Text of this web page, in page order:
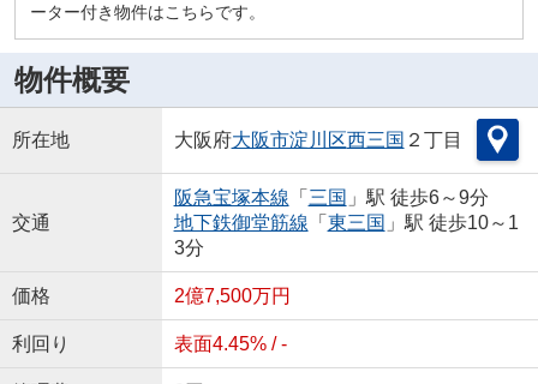
ーター付き物件はこちらです。
物件概要
所在地 大阪府大阪市淀川区西三国 ２丁目
交通
阪急宝塚本線 「 三国 」駅 徒歩6～9分
地下鉄御堂筋線 「 東三国 」駅 徒歩10～1
3分
価格 2億7,500万円
利回り 表面4.45% / -